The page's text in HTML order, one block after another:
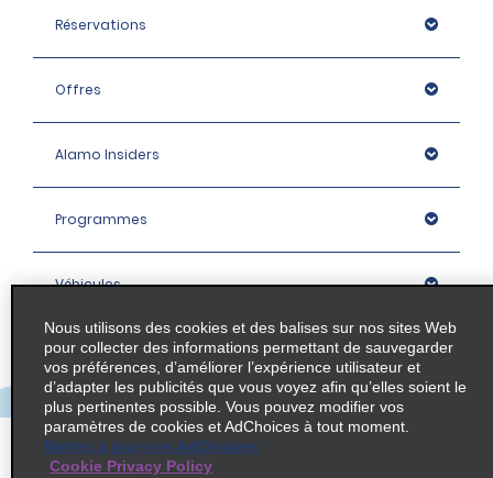
Réservations
Offres
Alamo Insiders
Programmes
Véhicules
Succursales
Entreprise
Nous utilisons des cookies et des balises sur nos sites Web
pour collecter des informations permettant de sauvegarder
vos préférences, d’améliorer l’expérience utilisateur et
d’adapter les publicités que vous voyez afin qu’elles soient le
plus pertinentes possible. Vous pouvez modifier vos
paramètres de cookies et AdChoices à tout moment.
Mettez à jour vos AdChoices
Cookie Privacy Policy